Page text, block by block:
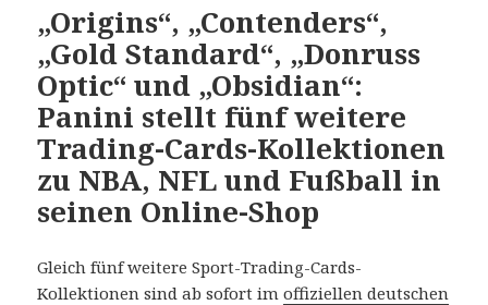
„Origins“, „Contenders“,
„Gold Standard“, „Donruss
Optic“ und „Obsidian“:
Panini stellt fünf weitere
Trading-Cards-Kollektionen
zu NBA, NFL und Fußball in
seinen Online-Shop
Gleich fünf weitere Sport-Trading-Cards-
Kollektionen sind ab sofort imoffiziellen deutschen